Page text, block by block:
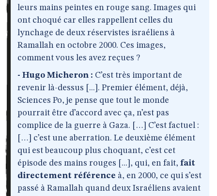
leurs mains peintes en rouge sang. Images qui
ont choqué car elles rappellent celles du
lynchage de deux réservistes israéliens à
Ramallah en octobre 2000. Ces images,
comment vous les avez reçues ?
- Hugo Micheron : C’est très important de
revenir là-dessus [...]. Premier élément, déjà,
Sciences Po, je pense que tout le monde
pourrait être d’accord avec ça, n’est pas
complice de la guerre à Gaza. […] C’est factuel :
[…] c’est une aberration. Le deuxième élément
qui est beaucoup plus choquant, c’est cet
épisode des mains rouges [...], qui, en fait, fait
directement référence à, en 2000, ce qui s’est
passé à Ramallah quand deux Israéliens avaient